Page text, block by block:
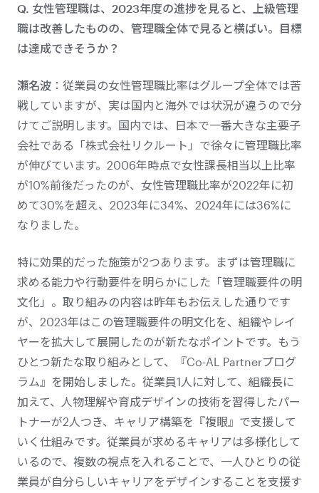
Q. 女性管理職は、2023年度の進捗を見ると、上級管理
職は改善したものの、管理職全体で見ると横ばい。目標
は達成できそうか？
瀬名波 ：従業員の女性管理職比率はグループ全体では苦
戦していますが、実は国内と海外では状況が違うので分
けてご説明します。国内では、日本で一番大きな主要子
会社である「株式会社リクルート」で徐々に管理職比率
が伸びています。2006年時点で女性課長相当以上比率
が10%前後だったのが、女性管理職比率が2022年に初
めて30%を超え、2023年に34%、2024年には36%に
なりました。
特に効果的だった施策が2つあります。まずは管理職に
求める能力や行動要件を明らかにした「管理職要件の明
文化」。取り組みの内容は昨年もお伝えした通りです
が、2023年はこの管理職要件の明文化を、組織やレイ
ヤーを拡大して展開したのが新たなポイントです。もう
ひとつ新たな取り組みとして、『Co-AL Partnerプログ
ラム』を開始しました。従業員1人に対して、組織長に
加えて、人物理解や育成デザインの技術を習得したパー
トナーが2人つき、キャリア構築を『複眼』で支援して
いく仕組みです。従業員が求めるキャリアは多様化して
いるので、複数の視点を入れることで、一人ひとりの従
業員が自分らしいキャリアをデザインすることを支援す